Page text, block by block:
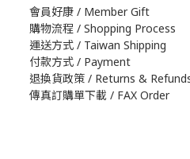
會員好康 / Member Gift
購物流程 / Shopping Process
運送方式 / Taiwan Shipping
付款方式 / Payment
退換貨政策 / Returns &
傳真訂購單下載 / FAX Order